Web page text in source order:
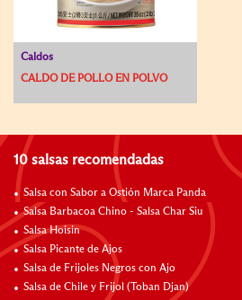
Caldos
CALDO DE POLLO EN POLVO
10 salsas recomendadas
Salsa con Sabor a Ostión Marca Panda
Salsa Barbacoa Chino - Salsa Char Siu
Salsa Hoisin
Salsa Picante de Ajos
Salsa de Frijoles Negros con Ajo
Salsa de Chile y Frijol (Toban Djan)